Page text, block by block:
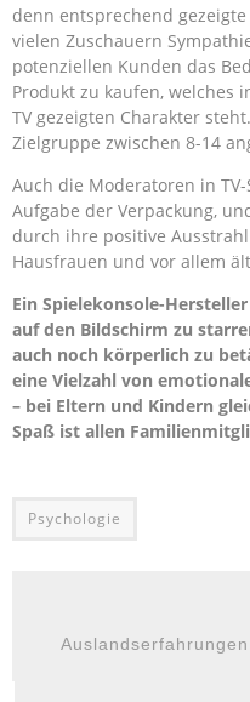
denn entsprechend
vielen Zuschauern
potenziellen Kunden das
Produkt zu kaufen, welches
TV gezeigten Charakter
Zielgruppe zwischen 8-14
Auch die Moderatoren in
Aufgabe der Verpackung,
durch ihre positive
Hausfrauen und vor allem
Ein Spielekonsole-
auf den Bildschirm zu
auch noch körperlich zu
eine Vielzahl von
– bei Eltern und Kindern
Spaß ist allen
Psychologie